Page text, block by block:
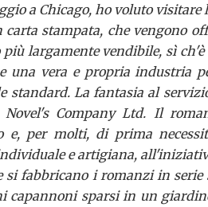
a Chicago, ho voluto visitare
stampata, che vengono
largamente vendibile, sì
una vera e propria industria
standard.La fantasia al
Novel's Company Ltd. Il
e, per molti, di prima
e artigiana,
si fabbricano i romanzi in serie
capannoni sparsi in un